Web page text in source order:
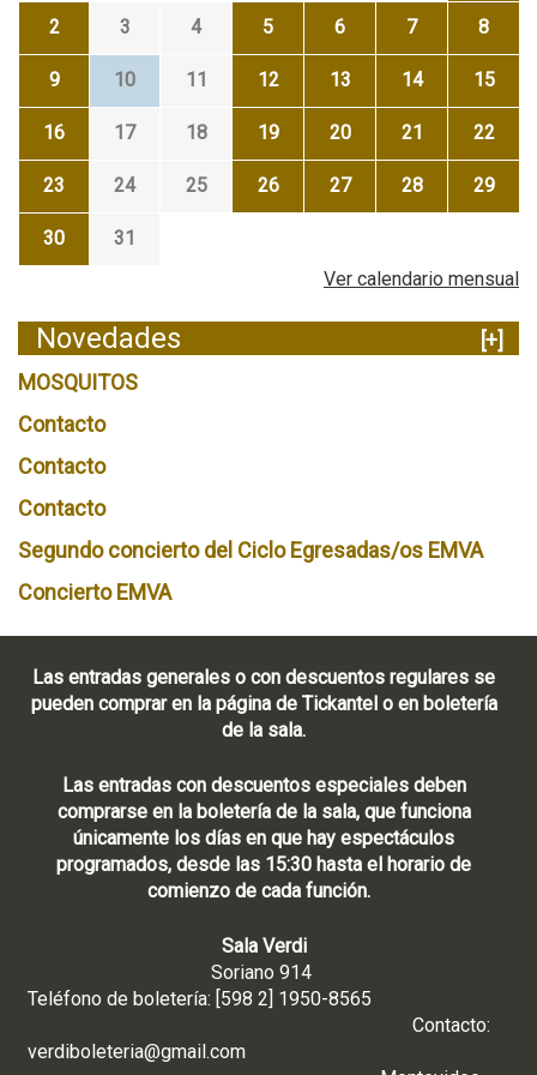
2 3 4 5 6 7 8
9 10 11 12 13 14 15
16 17 18 19 20 21 22
23 24 25 26 27 28 29
30
31
Ver calendario mensual
Novedades
[+]
MOSQUITOS
Contacto
Contacto
Contacto
Segundo concierto del Ciclo Egresadas/os EMVA
Concierto EMVA
Las entradas generales o con descuentos regulares se
pueden comprar en la página de Tickantel o en boletería
de la sala.
Las entradas con descuentos especiales deben
comprarse en la boletería de la sala, que funciona
únicamente los días en que hay espectáculos
programados, desde las 15:30 hasta el horario de
comienzo de cada función.
Sala Verdi
Soriano 914
Teléfono de boletería: [598 2] 1950-8565
Contacto:
verdiboleteria@gmail.com